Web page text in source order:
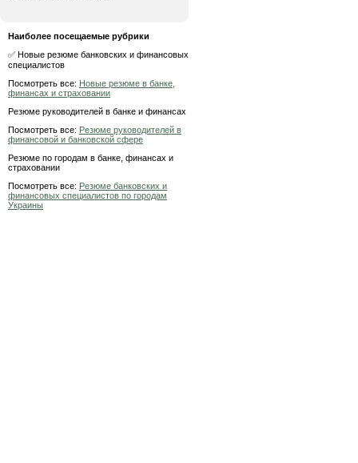
Наиболее посещаемые рубрики
✅ Новые резюме банковских и финансовых
специалистов
Посмотреть все: Новые резюме в банке,
финансах и страховании
Резюме руководителей в банке и финансах
Посмотреть все: Резюме руководителей в
финансовой и банковской сфере
Резюме по городам в банке, финансах и
страховании
Посмотреть все: Резюме банковских и
финансовых специалистов по городам
Украины